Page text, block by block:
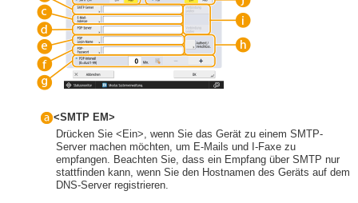
<SMTP EM>
Drücken Sie <Ein>, wenn Sie das Gerät zu einem SMTP-
Server machen möchten, um E-Mails und I-Faxe zu
empfangen. Beachten Sie, dass ein Empfang über SMTP nur
stattfinden kann, wenn Sie den Hostnamen des Geräts auf dem
DNS-Server registrieren.